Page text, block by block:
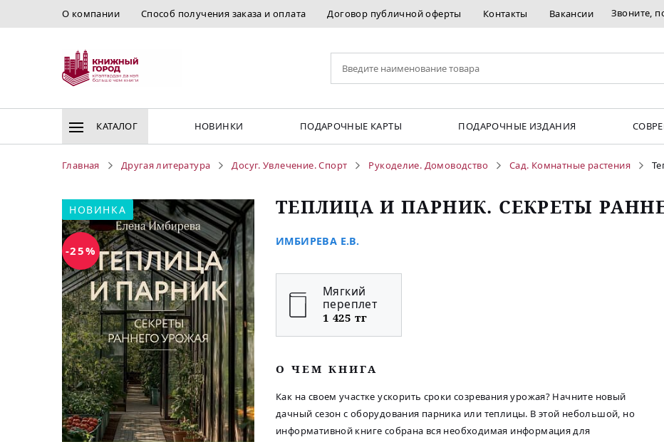
О компании Способ получения заказа и оплата Договор публичной оферты Контакты Вакансии Звоните,
КАТАЛОГ НОВИНКИ ПОДАРОЧНЫЕ КАРТЫ ПОДАРОЧНЫЕ ИЗДАНИЯ
Главная Другая литература Досуг. Увлечение. Спорт Рукоделие. Домоводство Сад. Комнатные растения
НОВИНКА
-25%
ТЕПЛИЦА И ПАРНИК. СЕКРЕТЫ
ИМБИРЕВА Е.В.
Мягкий
переплет
1 425 тг
O ЧЕМ КНИГА
Как на своем участке ускорить сроки созревания урожая? Начните новый
дачный сезон с оборудования парника или теплицы. В этой небольшой, но
информативной книге собрана вся необходимая информация для